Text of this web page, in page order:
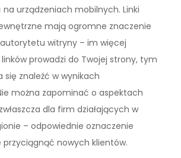
urządzeniach mobilnych. Linki
mają ogromne znaczenie
witryny – im więcej
prowadzi do Twojej strony, tym
się znaleźć w wynikach
można zapominać o aspektach
dla firm działających w
– odpowiednie oznaczenie
przyciągnąć nowych klientów.